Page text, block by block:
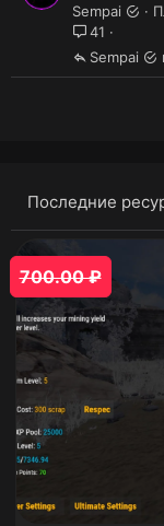
Sempai
41
Sempai
Последние
700.00 ₽